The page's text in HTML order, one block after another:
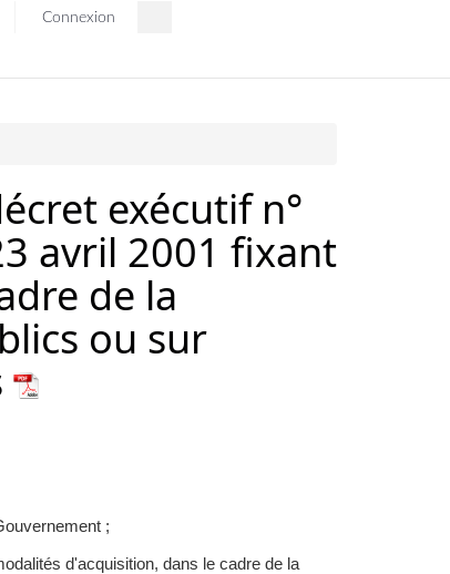
Connexion
exécutif n°
avril 2001 fixant
de la
ou sur
;
d'acquisition, dans le cadre de la